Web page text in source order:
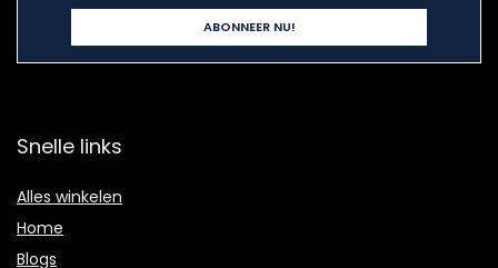
Snelle links
Alles winkelen
Home
Blogs